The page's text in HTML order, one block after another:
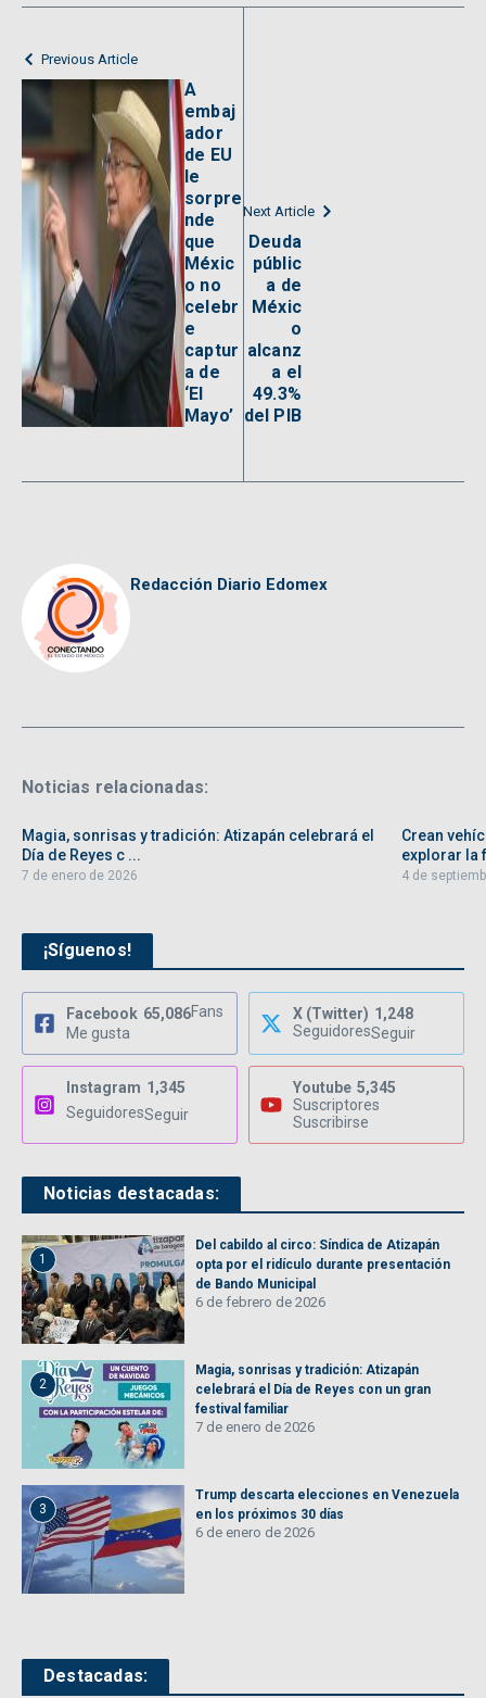
Previous Article
A
embaj
ador
de EU
le
sorpre
nde
que
Méxic
o no
celebr
e
captur
a de
‘El
Mayo’
Next Article
Deuda
públic
a de
Méxic
o
alcanz
a el
49.3%
del PIB
Redacción Diario Edomex
Noticias relacionadas:
Magia, sonrisas y tradición: Atizapán celebrará el
Día de Reyes c ...
7 de enero de 2026
Crean
explorar la
4 de
¡Síguenos!
Facebook 65,086Fans
Me gusta
X (Twitter) 1,248
SeguidoresSeguir
Instagram 1,345
SeguidoresSeguir
Youtube 5,345
Suscriptores
Suscribirse
Noticias destacadas:
1
Del cabildo al circo: Síndica de Atizapán
opta por el ridículo durante presentación
de Bando Municipal
6 de febrero de 2026
2
Magia, sonrisas y tradición: Atizapán
celebrará el Día de Reyes con un gran
festival familiar
7 de enero de 2026
3
Trump descarta elecciones en Venezuela
en los próximos 30 días
6 de enero de 2026
Destacadas: